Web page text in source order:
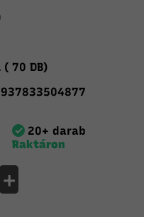
( 70 DB)
20+ darab
Raktáron
+